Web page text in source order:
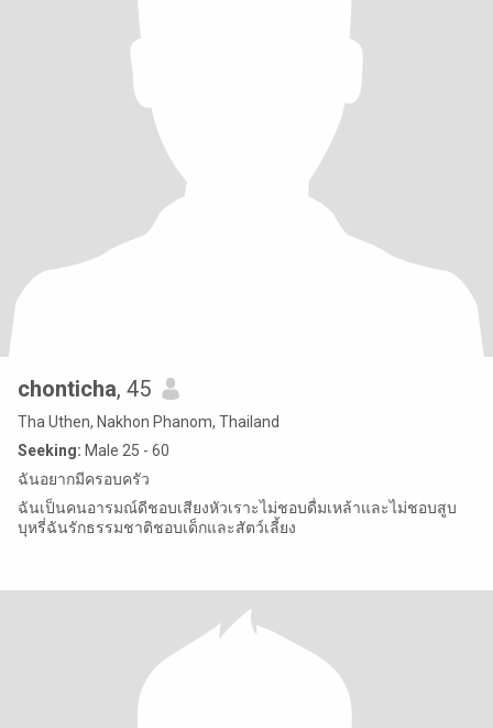
chonticha, 45
Tha Uthen, Nakhon Phanom, Thailand
Seeking: Male 25 - 60
ฉันอยากมีครอบครัว
ฉันเป็นคนอารมณ์ดีชอบเสียงหัวเราะไม่ชอบดื่มเหล้าและไม่ชอบสูบ
บุหรี่ฉันรักธรรมชาติชอบเด็กและสัตว์เลี้ยง